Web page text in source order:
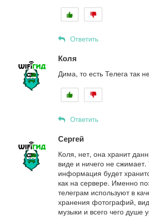
Ответить
Коля
Дима, то есть Телега так
Ответить
Сергей
Коля, нет, она хранит
виде и ничего не сжимает.
информация будет
как на сервере. Именно
телеграм используют в
хранения фотографий,
музыки и всего чего душе